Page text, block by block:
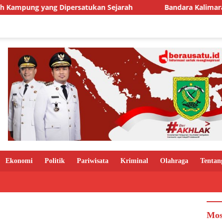
Dipersatukan Sejarah Bandara Kalimarau Siap Go
Ekonomi Politik Pariwisata Kriminal Olahraga